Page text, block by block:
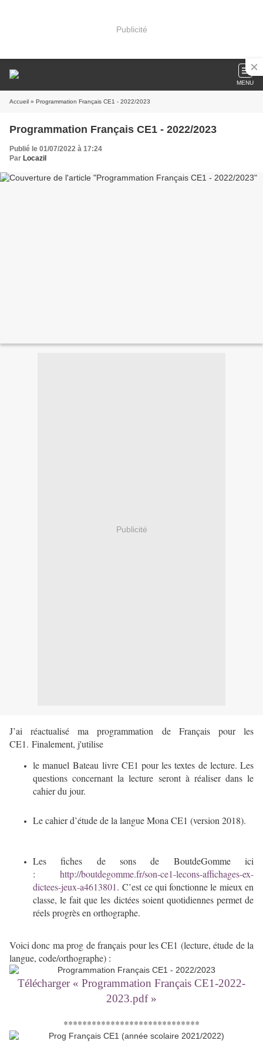
Publicité
MENU
Accueil » Programmation Français CE1 - 2022/2023
Programmation Français CE1 - 2022/2023
Publié le 01/07/2022 à 17:24
Par Locazil
Publicité
J’ai réactualisé ma programmation de Français pour les
CE1. Finalement, j'utilise
le manuel Bateau livre CE1 pour les textes de lecture. Les
questions concernant la lecture seront à réaliser dans le
cahier du jour.
Le cahier d’étude de la langue Mona CE1 (version 2018).
Les fiches de sons de BoutdeGomme ici
: http://boutdegomme.fr/son-ce1-lecons-affichages-ex-
dictees-jeux-a4613801. C’est ce qui fonctionne le mieux en
classe, le fait que les dictées soient quotidiennes permet de
réels progrès en orthographe.
Voici donc ma prog de français pour les CE1 (lecture, étude de la
langue, code/orthographe) :
Télécharger « Programmation Français CE1-2022-
2023.pdf »
*****************************